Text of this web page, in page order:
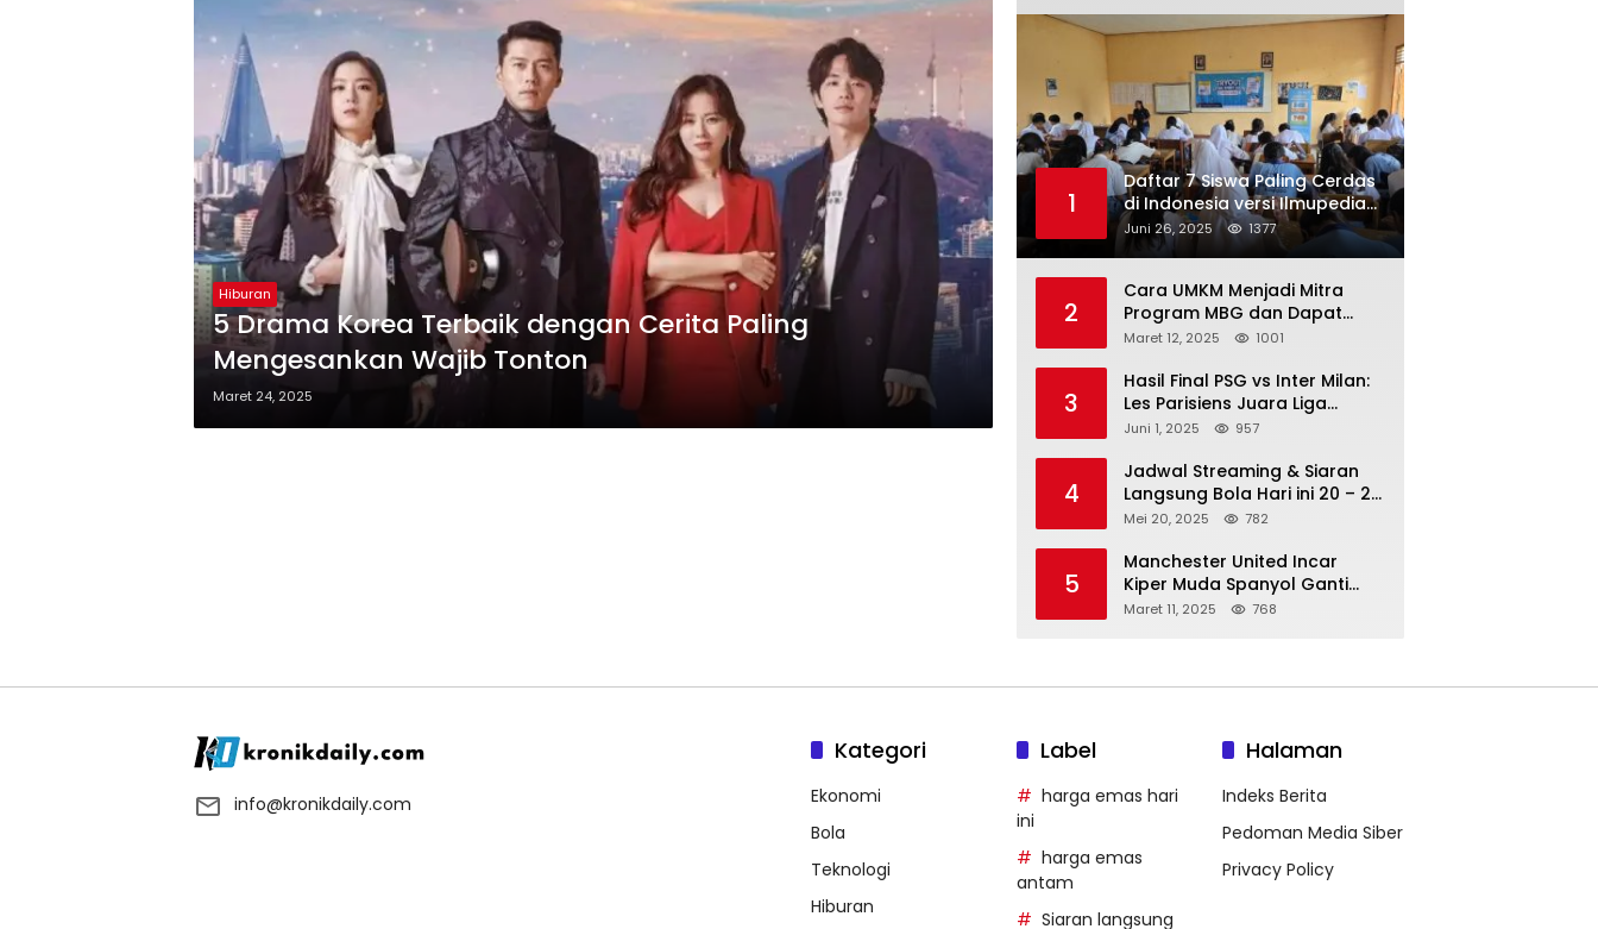
Hiburan
5 Drama Korea Terbaik dengan Cerita Paling
Mengesankan Wajib Tonton
Maret 24, 2025
1
Daftar 7 Siswa Paling Cerdas
di Indonesia versi Ilmupedia
Tryout UTBK 2025
Juni 26, 2025 1377
2
Cara UMKM Menjadi Mitra
Program MBG dan Dapat
Modal Hingga Rp500 Juta
Maret 12, 2025 1001
3
Hasil Final PSG vs Inter Milan:
Les Parisiens Juara Liga
Champions 2025 usai Bantai il
Juni 1, 2025 957
4
Jadwal Streaming & Siaran
Langsung Bola Hari ini 20 – 21
Mei 2025: Manchester City vs
Mei 20, 2025 782
5
Manchester United Incar
Kiper Muda Spanyol Ganti
Andre Onana
Maret 11, 2025 768
info@kronikdaily.com
Kategori
Ekonomi
Bola
Teknologi
Hiburan
Label
harga emas hari
ini
harga emas
antam
Siaran langsung
Halaman
Indeks Berita
Pedoman Media Siber
Privacy Policy